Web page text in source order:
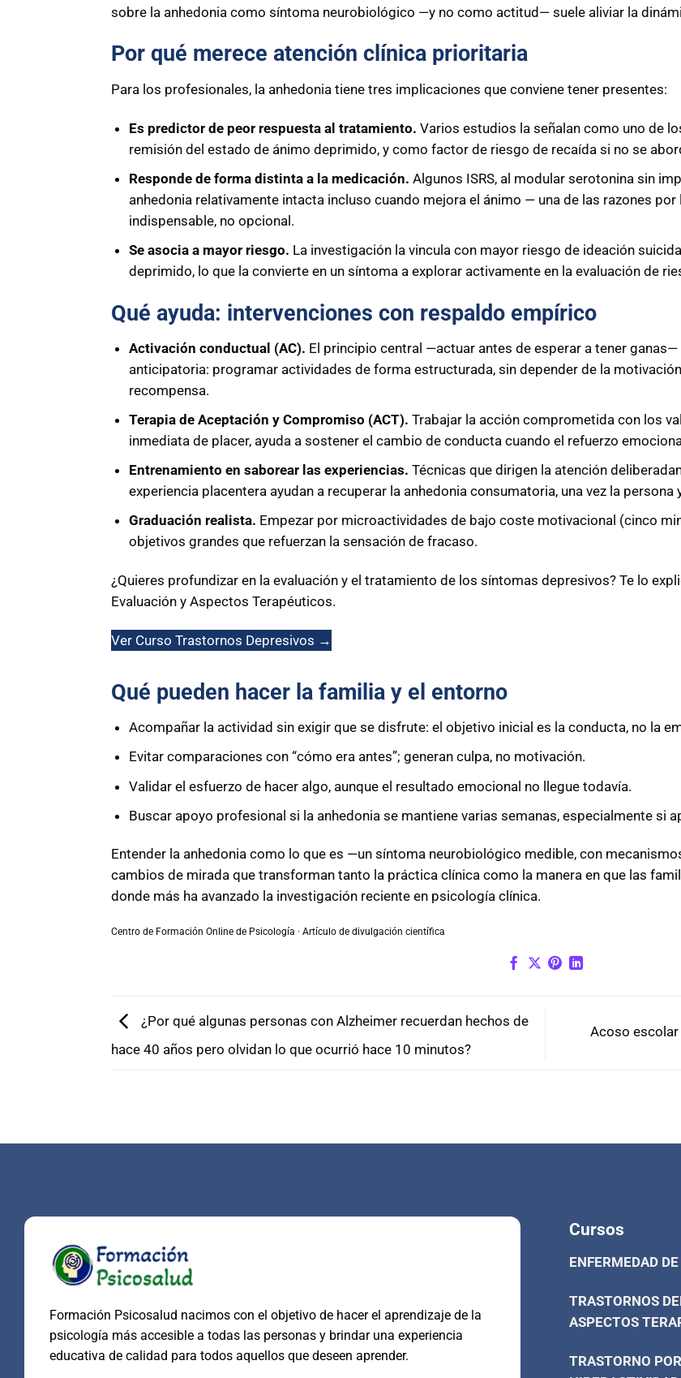
sobre la anhedonia como síntoma neurobiológico —y no como actitud— suele aliviar la
Por qué merece atención clínica prioritaria
Para los profesionales, la anhedonia tiene tres implicaciones que conviene tener presentes:
Es predictor de peor respuesta al tratamiento. Varios estudios la señalan como uno de
remisión del estado de ánimo deprimido, y como factor de riesgo de recaída si no se
Responde de forma distinta a la medicación. Algunos ISRS, al modular serotonina sin
anhedonia relativamente intacta incluso cuando mejora el ánimo — una de las razones
indispensable, no opcional.
Se asocia a mayor riesgo. La investigación la vincula con mayor riesgo de ideación
deprimido, lo que la convierte en un síntoma a explorar activamente en la evaluación de
Qué ayuda: intervenciones con respaldo empírico
Activación conductual (AC). El principio central —actuar antes de esperar a tener
anticipatoria: programar actividades de forma estructurada, sin depender de la
recompensa.
Terapia de Aceptación y Compromiso (ACT). Trabajar la acción comprometida con los
inmediata de placer, ayuda a sostener el cambio de conducta cuando el refuerzo
Entrenamiento en saborear las experiencias. Técnicas que dirigen la atención
experiencia placentera ayudan a recuperar la anhedonia consumatoria, una vez la
Graduación realista. Empezar por microactividades de bajo coste motivacional (cinco
objetivos grandes que refuerzan la sensación de fracaso.
¿Quieres profundizar en la evaluación y el tratamiento de los síntomas depresivos? Te lo
Evaluación y Aspectos Terapéuticos.
Ver Curso Trastornos Depresivos →
Qué pueden hacer la familia y el entorno
Acompañar la actividad sin exigir que se disfrute: el objetivo inicial es la conducta, no la
Evitar comparaciones con “cómo era antes”; generan culpa, no motivación.
Validar el esfuerzo de hacer algo, aunque el resultado emocional no llegue todavía.
Buscar apoyo profesional si la anhedonia se mantiene varias semanas, especialmente si
Entender la anhedonia como lo que es —un síntoma neurobiológico medible, con
cambios de mirada que transforman tanto la práctica clínica como la manera en que las
donde más ha avanzado la investigación reciente en psicología clínica.
Centro de Formación Online de Psicología · Artículo de divulgación científica
¿Por qué algunas personas con Alzheimer recuerdan hechos de
hace 40 años pero olvidan lo que ocurrió hace 10 minutos?
Acoso escolar
Formación Psicosalud nacimos con el objetivo de hacer el aprendizaje de la
psicología más accesible a todas las personas y brindar una experiencia
educativa de calidad para todos aquellos que deseen aprender.
Cursos
ENFERMEDAD
TRASTORNOS
ASPECTOS
TRASTORNO